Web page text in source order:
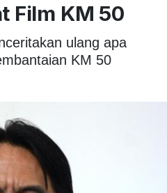
Film KM 50
ulang apa
KM 50